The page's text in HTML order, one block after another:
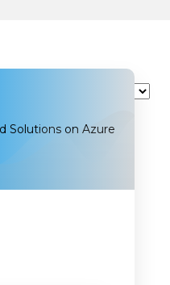
Solutions on Azure